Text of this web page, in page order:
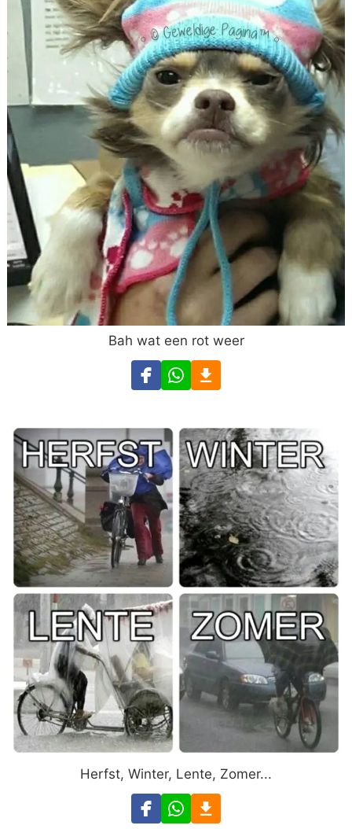
Bah wat een rot weer
Herfst, Winter, Lente, Zomer...